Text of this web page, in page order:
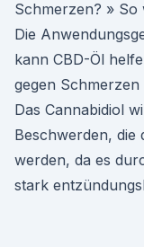
Schmerzen? » So
Die
kann CBD-Öl
gegen
Das Cannabidiol
Beschwerden,
werden, da es
stark